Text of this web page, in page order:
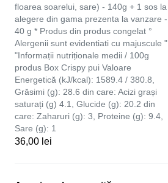
floarea soarelui, sare) - 140g + 1 sos la
alegere din gama prezenta la vanzare -
40 g * Produs din produs congelat °
Alergenii sunt evidentiati cu majuscule "
"Informații nutriționale medii / 100g
produs Box Crispy pui Valoare
Energetică (kJ/kcal): 1589.4 / 380.8,
Grăsimi (g): 28.6 din care: Acizi grași
saturați (g) 4.1, Glucide (g): 20.2 din
care: Zaharuri (g): 3, Proteine (g): 9.4,
Sare (g): 1
36,00 lei